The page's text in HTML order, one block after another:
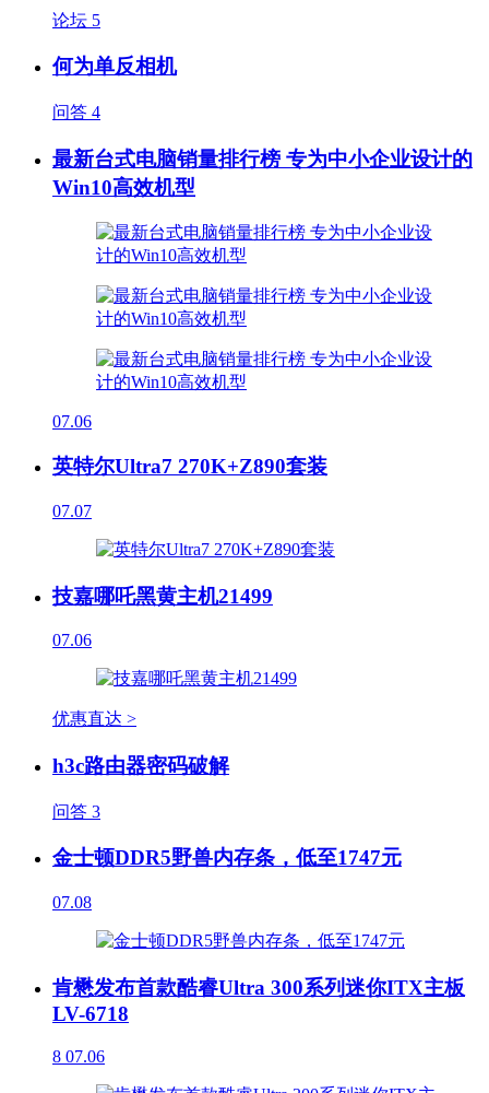
论坛 5
何为单反相机
问答 4
最新台式电脑销量排行榜 专为中小企业设计的
Win10高效机型
07.06
英特尔Ultra7 270K+Z890套装
07.07
技嘉哪吒黑黄主机21499
07.06
优惠直达 >
h3c路由器密码破解
问答 3
金士顿DDR5野兽内存条，低至1747元
07.08
肯懋发布首款酷睿Ultra 300系列迷你ITX主板
LV-6718
8 07.06